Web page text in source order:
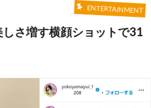
ENTERTAINMENT
さ増す横顔ショットで31